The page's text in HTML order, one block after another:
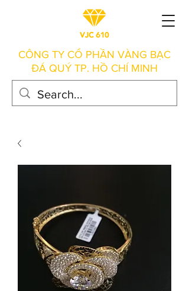
CÔNG TY CỔ PHẦN VÀNG BẠC
ĐÁ QUÝ TP. HỒ CHÍ MINH